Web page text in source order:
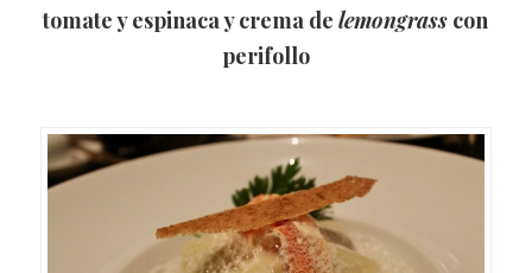
tomate y espinaca y crema delemongrass con
perifollo